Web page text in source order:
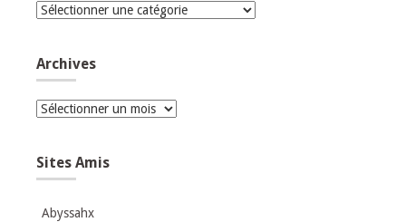
Catégories
Archives
Archives
Sites Amis
Abyssahx